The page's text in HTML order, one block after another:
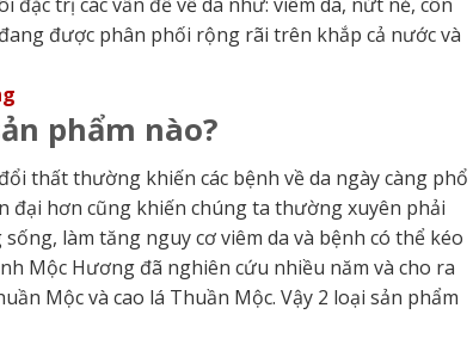
được phân phối rộng rãi trên khắp cả nước và
phẩm nào?
thất thường khiến các bệnh về da ngày càng phổ
đại hơn cũng khiến chúng ta thường xuyên phải
làm tăng nguy cơ viêm da và bệnh có thể kéo
Mộc Hương đã nghiên cứu nhiều năm và cho ra
Mộc và cao lá Thuần Mộc. Vậy 2 loại sản phẩm